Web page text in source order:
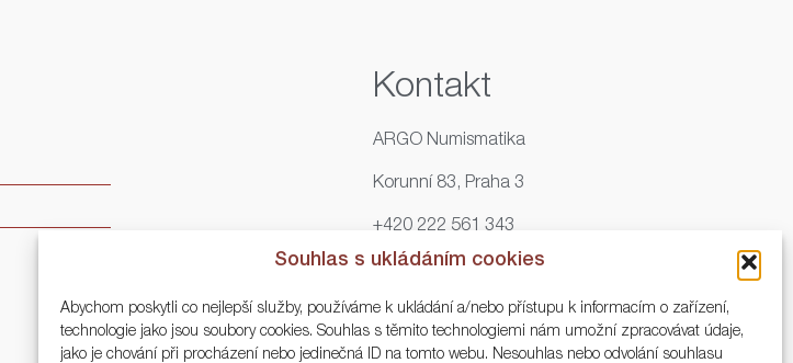
Souhlas s ukládáním cookies
Abychom poskytli co nejlepší služby, používáme k ukládání a/nebo přístupu k informacím o zařízení,
technologie jako jsou soubory cookies. Souhlas s těmito technologiemi nám umožní zpracovávat údaje,
jako je chování při procházení nebo jedinečná ID na tomto webu. Nesouhlas nebo odvolání souhlasu
Kontakt
ARGO Numismatika
Korunní 83, Praha 3
+420 222 561 343
+420 773 025 117
info@numisargo.com